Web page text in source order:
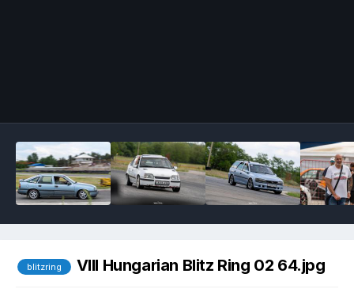
blitzring VIII Hungarian Blitz Ring 02 64.jpg